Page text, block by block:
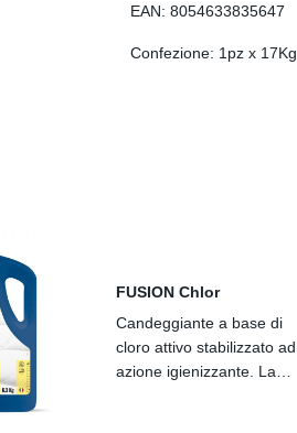
EAN: 8054633835647
Confezione: 1pz x 17Kg
FUSION Chlor
Candeggiante a base di
cloro attivo stabilizzato ad
azione igienizzante. La